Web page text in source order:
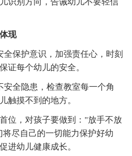
现
全保护意识，加强责任心，时刻
证每个幼儿的安全。
安全隐患，检查教室每一个角
触摸不到的地方。
位，对孩子要做到："放手不放
尽自己的一切能力保护好幼
进幼儿健康成长。